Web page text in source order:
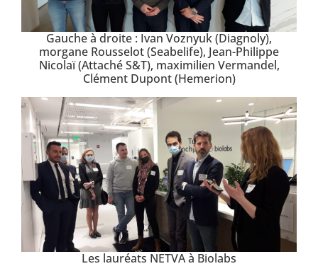
Gauche à droite : Ivan Voznyuk (Diagnoly),
morgane Rousselot (Seabelife), Jean-Philippe
Nicolaï (Attaché S&T), maximilien Vermandel,
Clément Dupont (Hemerion)
Les lauréats NETVA à Biolabs